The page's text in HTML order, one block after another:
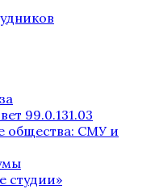
99.0.131.03
общества: СМУ и
студии»